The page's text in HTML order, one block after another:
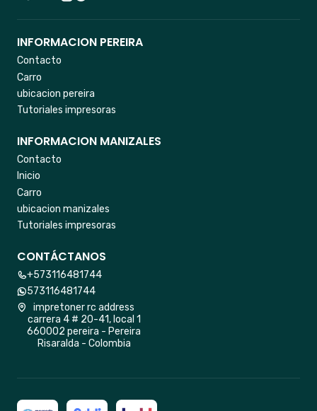
INFORMACION PEREIRA
Contacto
Carro
ubicacion pereira
Tutoriales impresoras
INFORMACION MANIZALES
Contacto
Inicio
Carro
ubicacion manizales
Tutoriales impresoras
CONTÁCTANOS
+573116481744
573116481744
impretoner rc address
carrera 4 # 20-41, local 1
660002 pereira - Pereira
Risaralda - Colombia